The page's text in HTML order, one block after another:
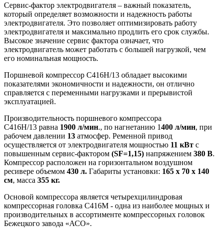
Сервис-фактор электродвигателя – важный показатель,
который определяет возможности и надежность работы
электродвигателя. Это позволяет оптимизировать работу
электродвигателя и максимально продлить его срок службы.
Высокое значение сервис фактора означает, что
электродвигатель может работать с большей нагрузкой, чем
его номинальная мощность.
Поршневой компрессор С416Н/13 обладает высокими
показателями экономичности и надежности, он отлично
справляется с переменными нагрузками и прерывистой
эксплуатацией.
Производительность поршневого компрессора
С416Н/13 равна 1900 л/мин., по нагнетанию 1400 л/мин, при
рабочем давлении 13 атмосфер. Ременной привод
осуществляется от электродвигателя мощностью 11 кВт с
повышенным сервис-фактором (SF=1,15) напряжением 380 В.
Компрессор расположен на горизонтальном воздушном
ресивере объемом 430 л. Габариты установки: 165 х 70 х 140
см, масса 355 кг.
Основой компрессора является четырехцилиндровая
компрессорная головка C416M - одна из наиболее мощных и
производительных в ассортименте компрессорных головок
Бежецкого завода «АСО».